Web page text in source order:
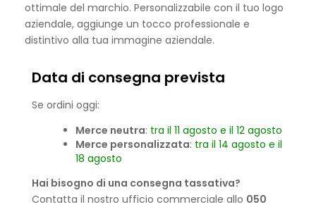
ottimale del marchio. Personalizzabile con il tuo logo
aziendale, aggiunge un tocco professionale e
distintivo alla tua immagine aziendale.
Data di consegna prevista
Se ordini oggi:
Merce neutra: tra il 11 agosto e il 12 agosto
Merce personalizzata: tra il 14 agosto e il
18 agosto
Hai bisogno di una consegna tassativa?
Contatta il nostro ufficio commerciale allo 050